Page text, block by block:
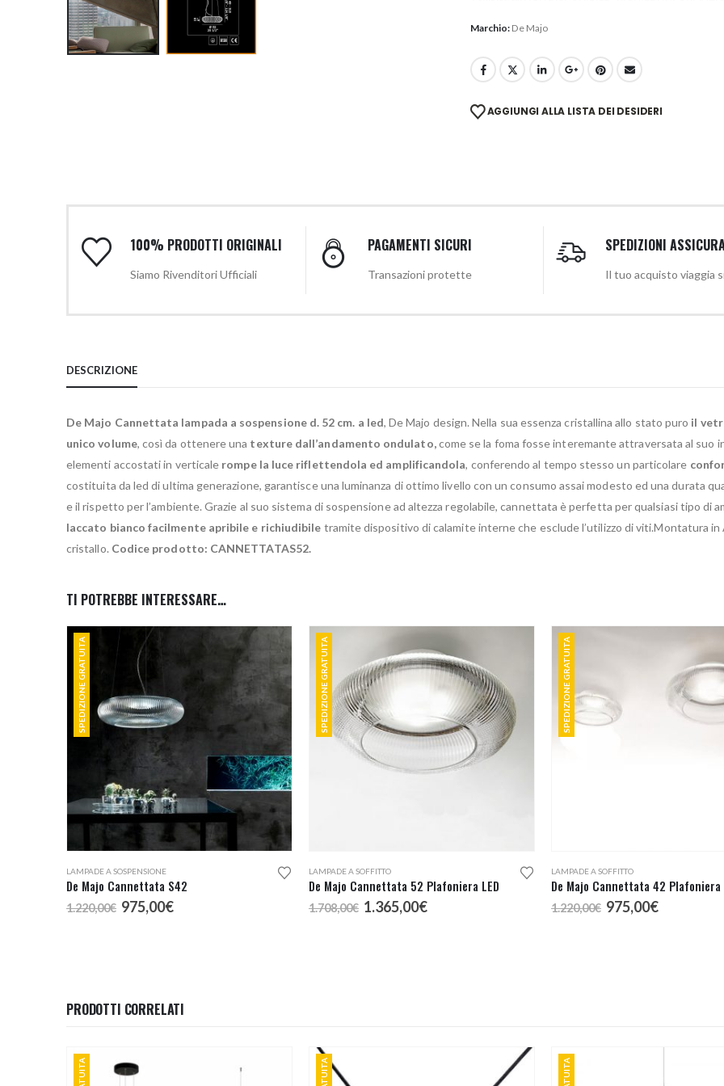
Marchio: De Majo
AGGIUNGI ALLA LISTA DEI DESIDERI
100% PRODOTTI ORIGINALI
Siamo Rivenditori Ufficiali
PAGAMENTI SICURI
Transazioni protette
SPEDIZIONI
Il tuo acquisto viaggia
DESCRIZIONE
De Majo Cannettata lampada a sospensione d. 52 cm. a led, De Majo design. Nella sua essenza cristallina allo stato puro il
unico volume, così da ottenere una texture dall’andamento ondulato,come se la foma fosse interemante attraversata al suo
elementi accostati in verticale rompe la luce riflettendola ed amplificandola, conferendo al tempo stesso un particolare
costituita da led di ultima generazione, garantisce una luminanza di ottimo livello con un consumo assai modesto ed una durata
e il rispetto per l’ambiente. Grazie al suo sistema di sospensione ad altezza regolabile, cannettata è perfetta per qualsiasi tipo di
laccato bianco facilmente apribile e richiudibile tramite dispositivo di calamite interne che esclude l’utilizzo di viti.Montatura
cristallo. Codice prodotto: CANNETTATAS52.
TI POTREBBE INTERESSARE…
SPEDIZIONE GRATUITA
LAMPADE A SOSPENSIONE
De Majo Cannettata S42
1.220,00€ Il
prezzo
975,00€Il
SPEDIZIONE GRATUITA
LAMPADE A SOFFITTO
De Majo Cannettata 52 Plafoniera LED
1.708,00€ Il
prezzo
1.365,00€Il
SPEDIZIONE GRATUITA
LAMPADE A SOFFITTO
De Majo Cannettata 42 Plafoniera
1.220,00€ Il
prezzo
975,00€Il
PRODOTTI CORRELATI